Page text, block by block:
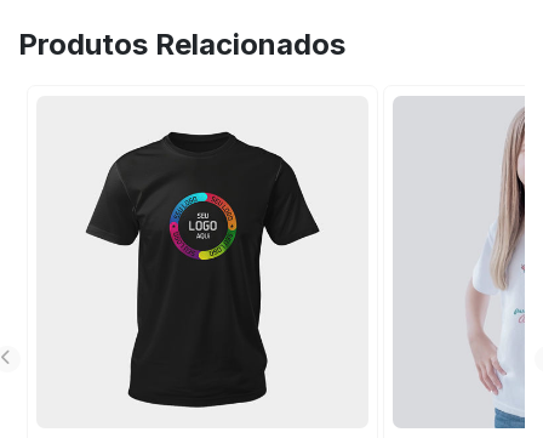
Produtos Relacionados